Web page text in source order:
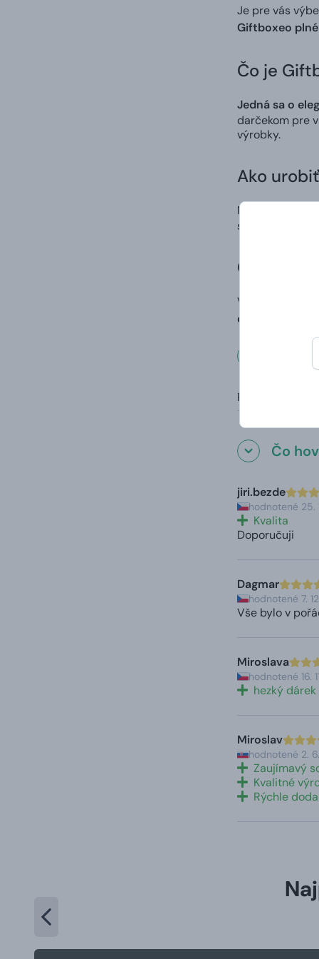
Je pre vás
Giftboxeo
Čo je
Jedná sa o
darčekom pre
výrobky.
Ako
Nechajte
si na vás
Vďaka
drobnosti.
Rozmery:
Čo
jiri.bezde
hodnotené 25.
Kvalita
Doporučuji
Dagmar
hodnotené 7.
Vše bylo v
Miroslava
hodnotené 16.
hezký dárek
Miroslav
hodnotené 2.
Zaujímavý
Kvalitné
Rýchle